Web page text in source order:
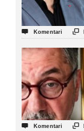
 Komentari 
 Komentari 